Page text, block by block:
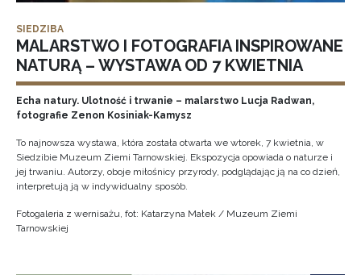
SIEDZIBA
MALARSTWO I FOTOGRAFIA INSPIROWANE
NATURĄ – WYSTAWA OD 7 KWIETNIA
Echa natury. Ulotność i trwanie – malarstwo Lucja Radwan,
fotografie Zenon Kosiniak-Kamysz
To najnowsza wystawa, która została otwarta we wtorek, 7 kwietnia, w
Siedzibie Muzeum Ziemi Tarnowskiej. Ekspozycja opowiada o naturze i
jej trwaniu. Autorzy, oboje miłośnicy przyrody, podglądając ją na co dzień,
interpretują ją w indywidualny sposób.
Fotogaleria z wernisażu, fot: Katarzyna Małek / Muzeum Ziemi
Tarnowskiej